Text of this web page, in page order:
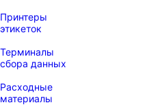
Принтеры
этикеток
Терминалы
сбора данных
Расходные
материалы